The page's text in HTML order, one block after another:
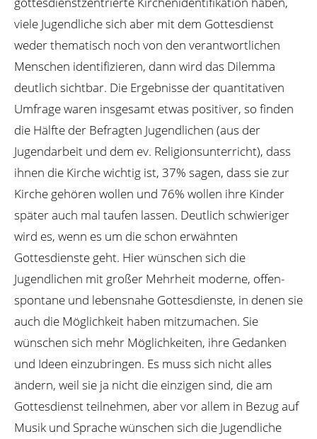
viele Jugendliche sich aber mit dem Gottesdienst
weder thematisch noch von den verantwortlichen
Menschen identifizieren, dann wird das Dilemma
deutlich sichtbar. Die Ergebnisse der quantitativen
Umfrage waren insgesamt etwas positiver, so finden
die Hälfte der Befragten Jugendlichen (aus der
Jugendarbeit und dem ev. Religionsunterricht), dass
ihnen die Kirche wichtig ist, 37% sagen, dass sie zur
Kirche gehören wollen und 76% wollen ihre Kinder
später auch mal taufen lassen. Deutlich schwieriger
wird es, wenn es um die schon erwähnten
Gottesdienste geht. Hier wünschen sich die
Jugendlichen mit großer Mehrheit moderne, offen-
spontane und lebensnahe Gottesdienste, in denen sie
auch die Möglichkeit haben mitzumachen. Sie
wünschen sich mehr Möglichkeiten, ihre Gedanken
und Ideen einzubringen. Es muss sich nicht alles
ändern, weil sie ja nicht die einzigen sind, die am
Gottesdienst teilnehmen, aber vor allem in Bezug auf
Musik und Sprache wünschen sich die Jugendliche